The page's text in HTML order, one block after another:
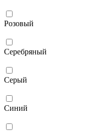
Розовый
Серебряный
Серый
Синий